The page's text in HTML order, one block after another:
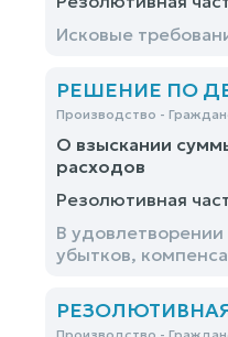
Исковые
РЕШЕНИЕ ПО
Производство -
О взыскании
расходов
Резолютивная
В
убытков,
РЕЗОЛЮТИВНАЯ